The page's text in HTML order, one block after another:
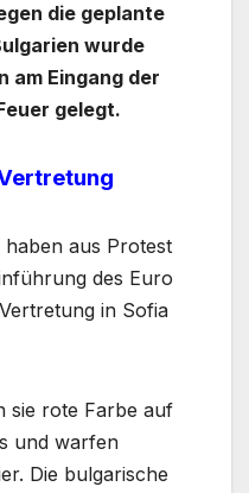
die geplante
wurde
am Eingang der
gelegt.
aus Protest
des Euro
in Sofia
sie rote Farbe auf
und warfen
Die bulgarische